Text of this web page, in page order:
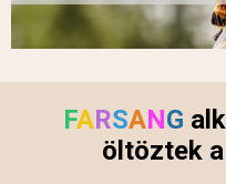
FARSANG
öltöztek